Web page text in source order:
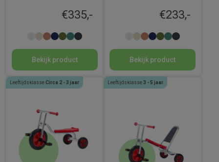
€335,-
Bekijk product
€233,-
Bekijk product
Leeftijdsklasse Circa 2 - 3 jaar Leeftijdsklasse3 - 5 jaar